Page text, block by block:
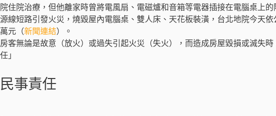
院住院治療，但他離家時曾將電風扇、電磁爐和音箱等電器插接在電腦桌上
源線短路引發火災，燒毀屋內電腦桌、雙人床、天花板裝潢，台北地院今天
萬元（新聞連結）。
房客無論是故意（放火）或過失引起火災（失火），而造成房屋毀損或滅失
任」
民事責任